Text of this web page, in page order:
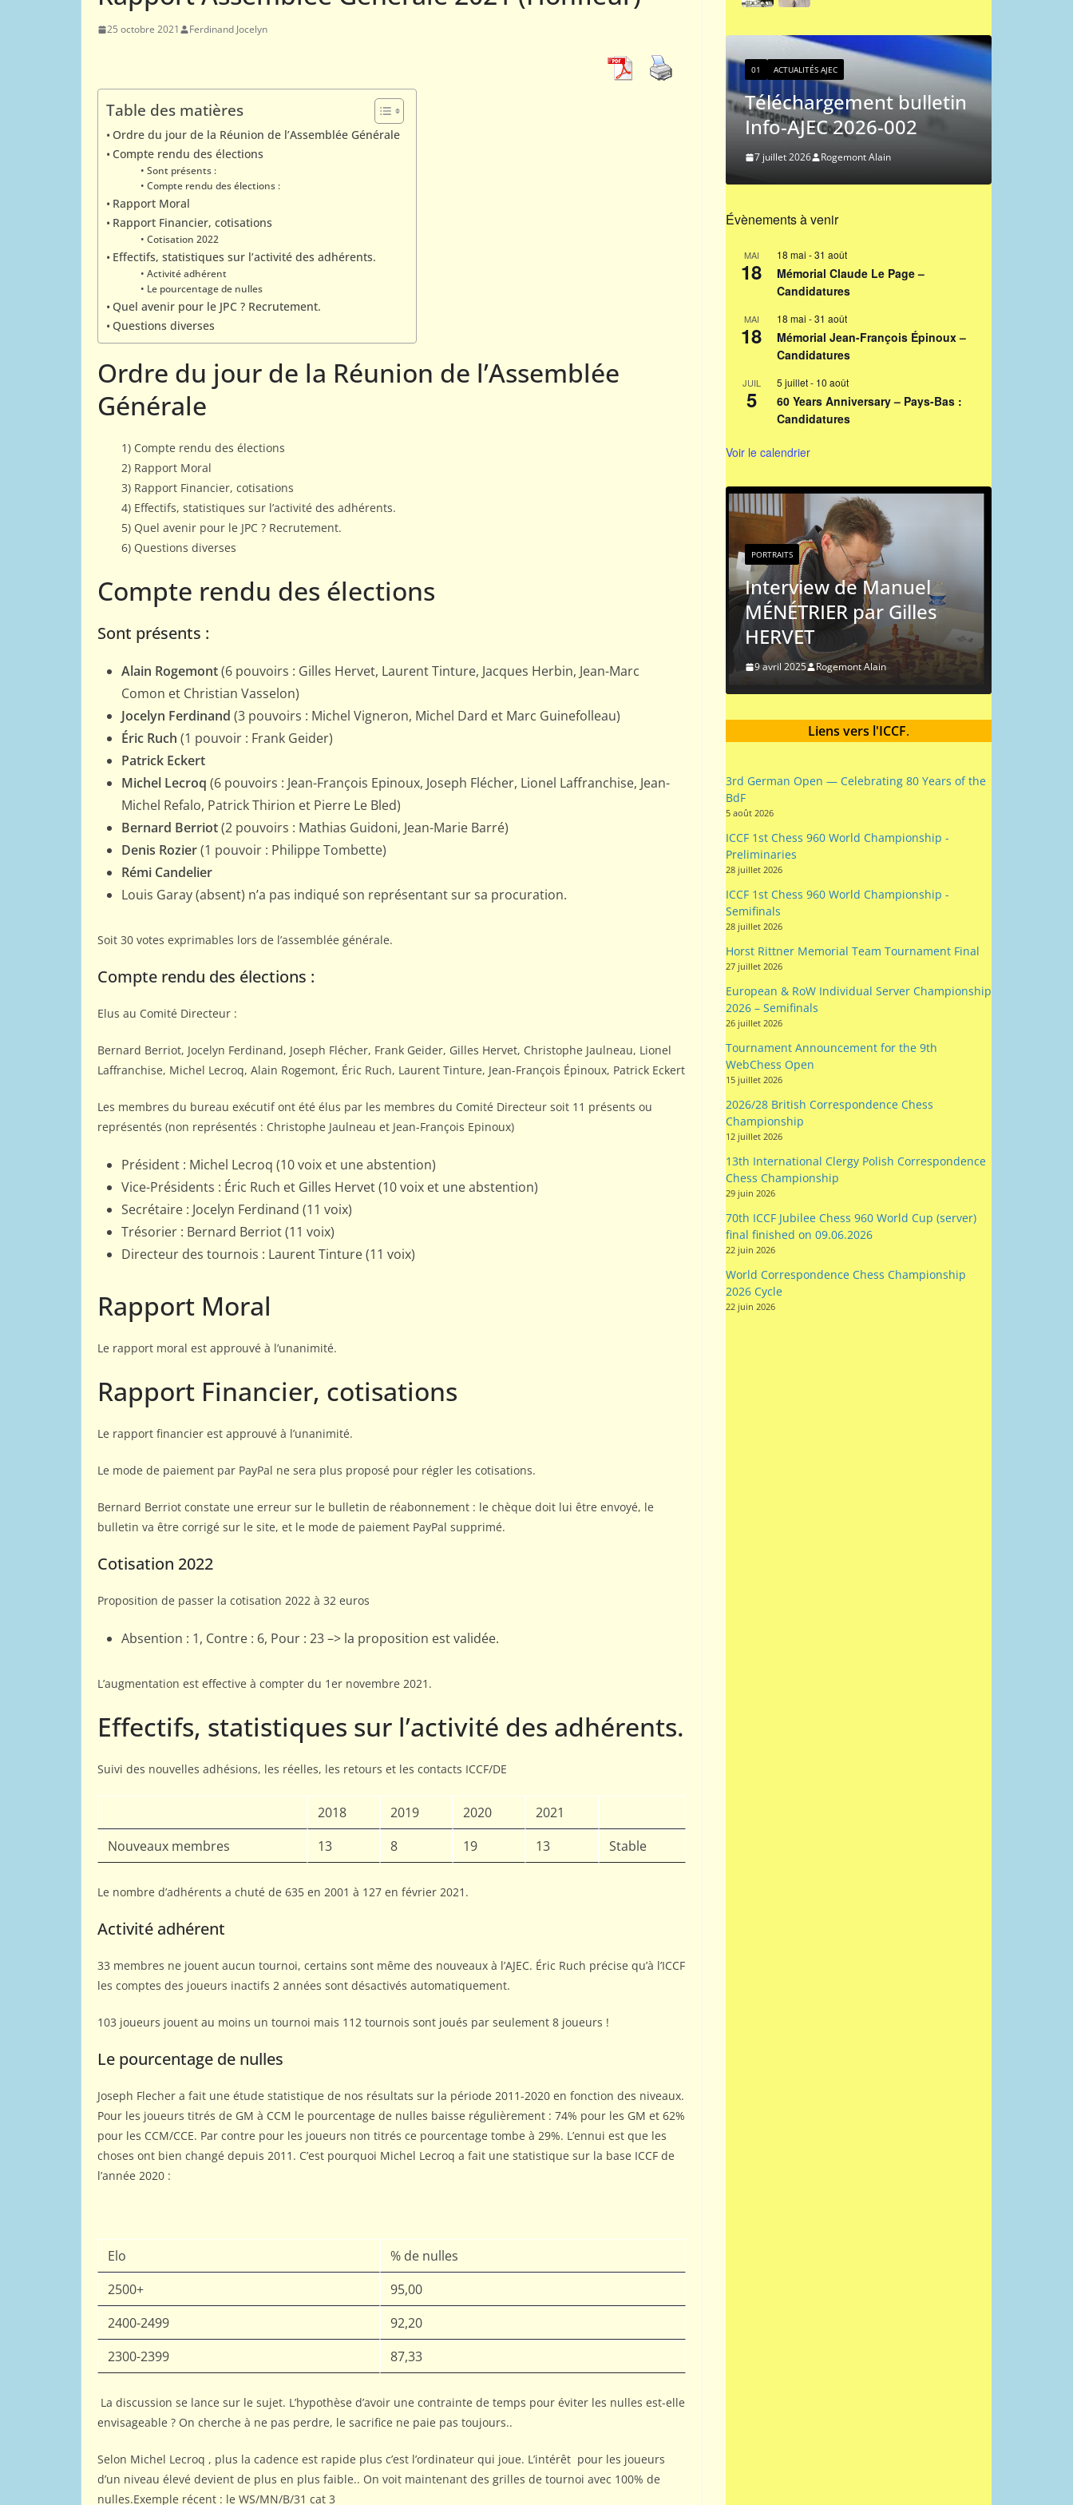
25 octobre 2021 Ferdinand Jocelyn
Table des matières
Ordre du jour de la Réunion de l’Assemblée Générale
Compte rendu des élections
Sont présents :
Compte rendu des élections :
Rapport Moral
Rapport Financier, cotisations
Cotisation 2022
Effectifs, statistiques sur l’activité des adhérents.
Activité adhérent
Le pourcentage de nulles
Quel avenir pour le JPC ? Recrutement.
Questions diverses
Ordre du jour de la Réunion de l’Assemblée
Générale
1) Compte rendu des élections
2) Rapport Moral
3) Rapport Financier, cotisations
4) Effectifs, statistiques sur l’activité des adhérents.
5) Quel avenir pour le JPC ? Recrutement.
6) Questions diverses
Compte rendu des élections
Sont présents :
Alain Rogemont(6 pouvoirs : Gilles Hervet, Laurent Tinture, Jacques Herbin, Jean-Marc
Comon et Christian Vasselon)
Jocelyn Ferdinand (3 pouvoirs : Michel Vigneron, Michel Dard et Marc Guinefolleau)
Éric Ruch (1 pouvoir : Frank Geider)
Patrick Eckert
Michel Lecroq (6 pouvoirs : Jean-François Epinoux, Joseph Flécher, Lionel Laffranchise, Jean-
Michel Refalo, Patrick Thirion et Pierre Le Bled)
Bernard Berriot(2 pouvoirs : Mathias Guidoni, Jean-Marie Barré)
Denis Rozier(1 pouvoir : Philippe Tombette)
Rémi Candelier
Louis Garay (absent) n’a pas indiqué son représentant sur sa procuration.
Soit 30 votes exprimables lors de l’assemblée générale.
Compte rendu des élections :
Elus au Comité Directeur :
Bernard Berriot, Jocelyn Ferdinand, Joseph Flécher, Frank Geider, Gilles Hervet, Christophe Jaulneau, Lionel
Laffranchise, Michel Lecroq, Alain Rogemont, Éric Ruch, Laurent Tinture, Jean-François Épinoux, Patrick Eckert
Les membres du bureau exécutif ont été élus par les membres du Comité Directeur soit 11 présents ou
représentés (non représentés : Christophe Jaulneau et Jean-François Epinoux)
Président : Michel Lecroq (10 voix et une abstention)
Vice-Présidents : Éric Ruch et Gilles Hervet (10 voix et une abstention)
Secrétaire : Jocelyn Ferdinand (11 voix)
Trésorier : Bernard Berriot (11 voix)
Directeur des tournois : Laurent Tinture (11 voix)
Rapport Moral
Le rapport moral est approuvé à l’unanimité.
Rapport Financier, cotisations
Le rapport financier est approuvé à l’unanimité.
Le mode de paiement par PayPal ne sera plus proposé pour régler les cotisations.
Bernard Berriot constate une erreur sur le bulletin de réabonnement : le chèque doit lui être envoyé, le
bulletin va être corrigé sur le site, et le mode de paiement PayPal supprimé.
Cotisation 2022
Proposition de passer la cotisation 2022 à 32 euros
Absention : 1, Contre : 6, Pour : 23 –> la proposition est validée.
L’augmentation est effective à compter du 1er novembre 2021.
Effectifs, statistiques sur l’activité des adhérents.
Suivi des nouvelles adhésions, les réelles, les retours et les contacts ICCF/DE
2018 2019 2020
2021
Nouveaux membres
13 8 19 13 Stable
Le nombre d’adhérents a chuté de 635 en 2001 à 127 en février 2021.
Activité adhérent
33 membres ne jouent aucun tournoi, certains sont même des nouveaux à l’AJEC. Éric Ruch précise qu’à l’ICCF
les comptes des joueurs inactifs 2 années sont désactivés automatiquement.
103 joueurs jouent au moins un tournoi mais 112 tournois sont joués par seulement 8 joueurs !
Le pourcentage de nulles
Joseph Flecher a fait une étude statistique de nos résultats sur la période 2011-2020 en fonction des niveaux.
Pour les joueurs titrés de GM à CCM le pourcentage de nulles baisse régulièrement : 74% pour les GM et 62%
pour les CCM/CCE. Par contre pour les joueurs non titrés ce pourcentage tombe à 29%. L’ennui est que les
choses ont bien changé depuis 2011. C’est pourquoi Michel Lecroq a fait une statistique sur la base ICCF de
l’année 2020 :
Elo
% de nulles
2500+
95,00
2400-2499
92,20
2300-2399
87,33
La discussion se lance sur le sujet. L’hypothèse d’avoir une contrainte de temps pour éviter les nulles est-elle
envisageable ? On cherche à ne pas perdre, le sacrifice ne paie pas toujours..
Selon Michel Lecroq , plus la cadence est rapide plus c’est l’ordinateur qui joue. L’intérêt pour les joueurs
d’un niveau élevé devient de plus en plus faible.. On voit maintenant des grilles de tournoi avec 100% de
nulles.Exemple récent : le WS/MN/B/31 cat 3
Comment tester le jeu
par correspondance ?
26 octobre 2015
Téléchargement bulletin
01 ACTUALITÉS AJEC
Classement ICCF des
joueurs de l’AJEC –
2026/3
27 juin 2026 Ferdinand Jocelyn
Évènements à venir
MAI
18
18 mai -31 août
Mémorial Claude Le Page –
Candidatures
MAI
18
18 mai -31 août
Mémorial Jean-François Épinoux –
Candidatures
JUIL
5
5 juillet- 10 août
60 Years Anniversary – Pays-Bas :
Candidatures
Voir le calendrier
PORTRAITS
Jacob Estrine (Champion
du monde 1972-1976)
9 avril 2025 Rogemont Alain
PORTRAITS
Portrait chinois : Jean-
Michel Hagnere
9 mai 2024 Rogemont Alain
Liens vers l'ICCF
3rd German Open — Celebrating 80 Years of the
ICCF 1st Chess 960 World Championship -
Preliminaries
28 juillet 2026
ICCF 1st Chess 960 World Championship -
Semifinals
28 juillet 2026
Horst Rittner Memorial Team Tournament Final
27 juillet 2026
European & RoW Individual Server Championship
2026 – Semifinals
26 juillet 2026
Tournament Announcement for the 9th
WebChess Open
15 juillet 2026
2026/28 British Correspondence Chess
Championship
12 juillet 2026
13th International Clergy Polish Correspondence
Chess Championship
29 juin 2026
70th ICCF Jubilee Chess 960 World Cup (server)
final finished on 09.06.2026
22 juin 2026
World Correspondence Chess Championship
2026 Cycle
22 juin 2026